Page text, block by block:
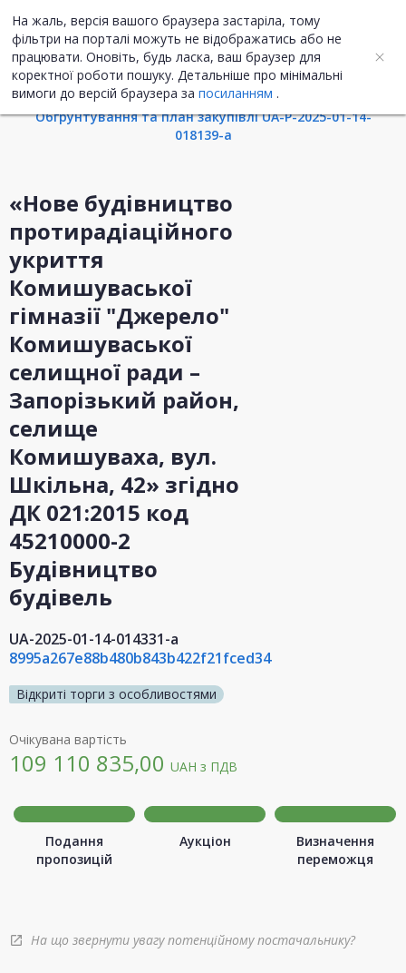
На жаль, версія вашого браузера застаріла, тому
фільтри на порталі можуть не відображатись або не
працювати. Оновіть, будь ласка, ваш браузер для
коректної роботи пошуку. Детальніше про мінімальні
вимоги до версій браузера за посиланням .
UA ENG
Інформація про закупівлю
Обгрунтування та план закупівлі UA-P-2025-01-14-
018139-a
«Нове будівництво
протирадіаційного
укриття
Комишуваської
гімназії "Джерело"
Комишуваської
селищної ради –
Запорізький район,
селище
Комишуваха, вул.
Шкільна, 42» згідно
ДК 021:2015 код
45210000-2
Будівництво
будівель
UA-2025-01-14-014331-a
8995a267e88b480b843b422f21fced34
Відкриті торги з особливостями
Очікувана вартість
109 110 835,00 UAH з ПДВ
Подання
пропозицій
Аукціон
Визначення
переможця
open_in_new На що звернути увагу потенційному постачальнику?